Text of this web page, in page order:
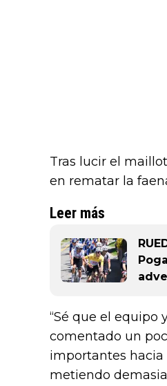
Tras lucir el
en rematar la
Leer más
“Sé que el equipo
comentado un
importantes hacia
metiendo